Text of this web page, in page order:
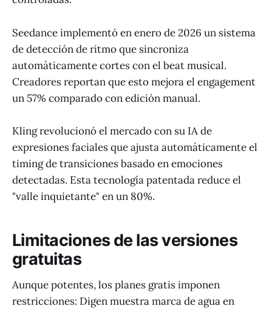
Seedance implementó en enero de 2026 un sistema
de detección de ritmo que sincroniza
automáticamente cortes con el beat musical.
Creadores reportan que esto mejora el engagement
un 57% comparado con edición manual.
Kling revolucionó el mercado con su IA de
expresiones faciales que ajusta automáticamente el
timing de transiciones basado en emociones
detectadas. Esta tecnología patentada reduce el
"valle inquietante" en un 80%.
Limitaciones de las versiones
gratuitas
Aunque potentes, los planes gratis imponen
restricciones: Digen muestra marca de agua en